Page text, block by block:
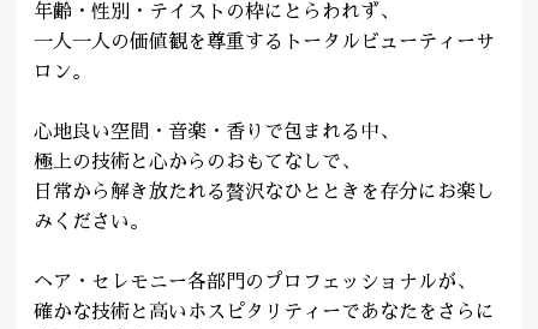
年齢・性別・テイストの枠にとらわれず、
一人一人の価値観を尊重するトータルビューティーサ
ロン。
心地良い空間・音楽・香りで包まれる中、
極上の技術と心からのおもてなしで、
日常から解き放たれる贅沢なひとときを存分にお楽し
みください。
ヘア・セレモニー各部門のプロフェッショナルが、
確かな技術と高いホスピタリティーであなたをさらに